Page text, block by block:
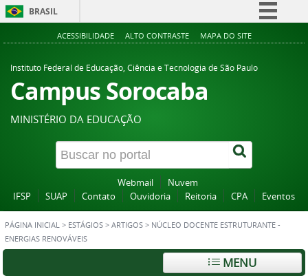
BRASIL
Simplifique!
Acesso à informação
Canais
ACESSIBILIDADE ALTO CONTRASTE MAPA DO SITE
Instituto Federal de Educação, Ciência e Tecnologia de São Paulo
Campus Sorocaba
MINISTÉRIO DA EDUCAÇÃO
Webmail
Nuvem
IFSP
SUAP Contato Ouvidoria Reitoria CPA Eventos
PÁGINA INICIAL > ESTÁGIOS > ARTIGOS > NÚCLEO DOCENTE ESTRUTURANTE -
ENERGIAS RENOVÁVEIS
MENU